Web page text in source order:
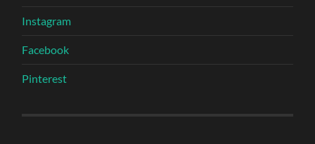
Instagram
Facebook
Pinterest